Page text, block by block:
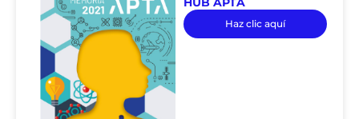
Haz clic aquí